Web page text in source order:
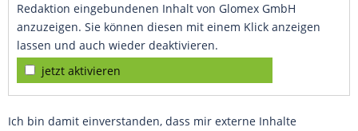
Redaktion eingebundenen Inhalt von Glomex GmbH
anzuzeigen. Sie können diesen mit einem Klick anzeigen
lassen und auch wieder deaktivieren.
jetzt aktivieren
Ich bin damit einverstanden, dass mir externe Inhalte